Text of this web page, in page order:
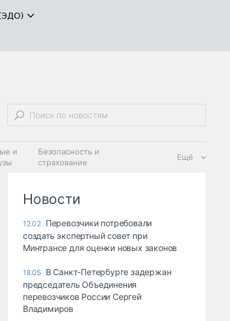
и
Безопасность и
страхование
Ещё
Новости
12.02 Перевозчики потребовали
создать экспертный совет при
Минтрансе для оценки новых законов
18.05 В Санкт-Петербурге задержан
председатель Объединения
перевозчиков России Сергей
Владимиров